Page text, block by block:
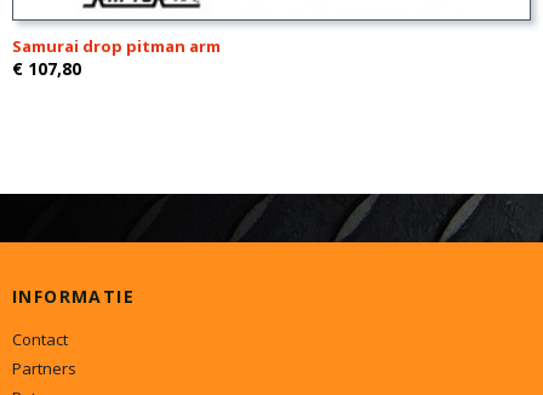
Samurai drop pitman arm
€ 107,80
INFORMATIE
Contact
Partners